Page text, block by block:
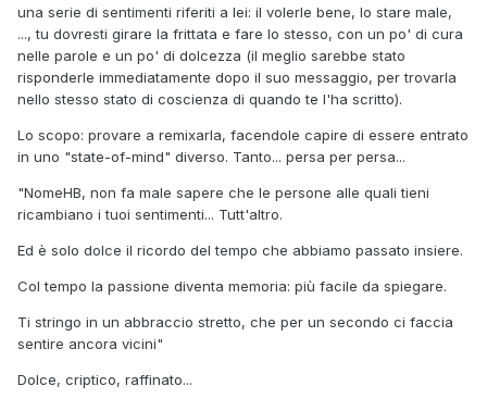
una serie di sentimenti riferiti a lei: il volerle bene, lo stare male,
..., tu dovresti girare la frittata e fare lo stesso, con un po' di cura
nelle parole e un po' di dolcezza (il meglio sarebbe stato
risponderle immediatamente dopo il suo messaggio, per trovarla
nello stesso stato di coscienza di quando te l'ha scritto).
Lo scopo: provare a remixarla, facendole capire di essere entrato
in uno "state-of-mind" diverso. Tanto... persa per persa...
"NomeHB, non fa male sapere che le persone alle quali tieni
ricambiano i tuoi sentimenti... Tutt'altro.
Ed è solo dolce il ricordo del tempo che abbiamo passato insiere.
Col tempo la passione diventa memoria: più facile da spiegare.
Ti stringo in un abbraccio stretto, che per un secondo ci faccia
sentire ancora vicini"
Dolce, criptico, raffinato...